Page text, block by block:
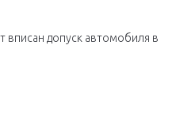
вписан допуск автомобиля в